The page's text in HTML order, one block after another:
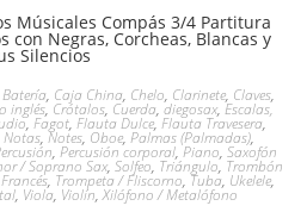
Batería, Caja China, Chelo, Clarinete, Claves,
inglés, Crótalos, Cuerda, diegosax, Escalas,
, Fagot, Flauta Dulce,Flauta Travesera,
Notas, Notes, Oboe, Palmas (Palmadas),
, Percusión corporal,Piano, Saxofón
/ Soprano Sax, Solfeo, Triángulo, Trombón
, Trompeta / Fliscorno, Tuba, Ukelele,
, Viola, Violín,Xilófono / Metalófono